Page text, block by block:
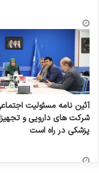
آئین نامه مسئولیت
شرکت های دارویی و
پزشکی در راه است